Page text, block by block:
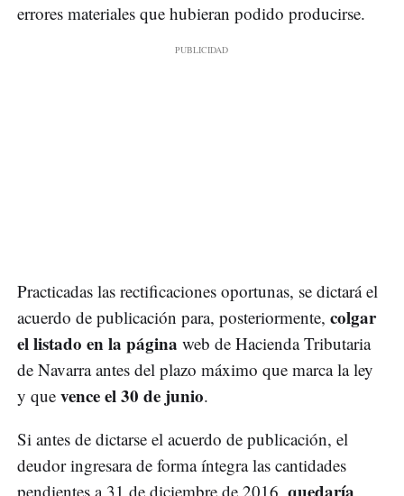
errores materiales que hubieran podido producirse.
Practicadas las rectificaciones oportunas, se dictará el
acuerdo de publicación para, posteriormente, colgar
el listado en la página web de Hacienda Tributaria
de Navarra antes del plazo máximo que marca la ley
y que vence el 30 de junio.
Si antes de dictarse el acuerdo de publicación, el
deudor ingresara de forma íntegra las cantidades
pendientes a 31 de diciembre de 2016,